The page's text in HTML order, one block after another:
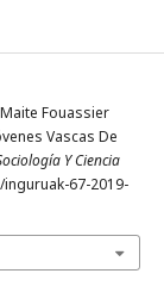
Fouassier
Vascas De
Y Ciencia
67-2019-